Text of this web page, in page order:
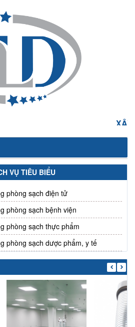
XÂY
VỤ TIÊU BIỂU
phòng sạch điện tử
phòng sạch bệnh viện
phòng sạch thực phẩm
phòng sạch dược phẩm, y tế